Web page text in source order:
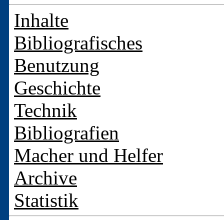
Inhalte
Bibliografisches
Benutzung
Geschichte
Technik
Bibliografien
Macher und Helfer
Archive
Statistik